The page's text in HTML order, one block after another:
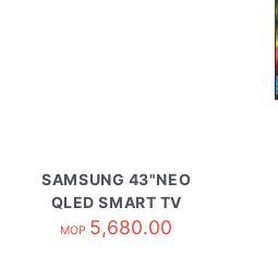
SAMSUNG 43"NEO
QLED SMART TV
QA43QN70HAJXZK
MOP 5,680.00